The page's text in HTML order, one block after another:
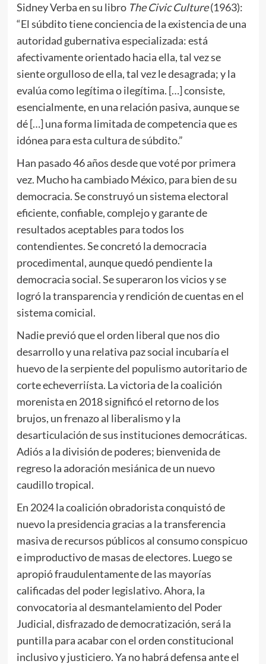
Sidney Verba en su libro The Civic Culture(1963):
“El súbdito tiene conciencia de la existencia de una
autoridad gubernativa especializada: está
afectivamente orientado hacia ella, tal vez se
siente orgulloso de ella, tal vez le desagrada; y la
evalúa como legítima o ilegítima. […] consiste,
esencialmente, en una relación pasiva, aunque se
dé […] una forma limitada de competencia que es
idónea para esta cultura de súbdito.”
Han pasado 46 años desde que voté por primera
vez. Mucho ha cambiado México, para bien de su
democracia. Se construyó un sistema electoral
eficiente, confiable, complejo y garante de
resultados aceptables para todos los
contendientes. Se concretó la democracia
procedimental, aunque quedó pendiente la
democracia social. Se superaron los vicios y se
logró la transparencia y rendición de cuentas en el
sistema comicial.
Nadie previó que el orden liberal que nos dio
desarrollo y una relativa paz social incubaría el
huevo de la serpiente del populismo autoritario de
corte echeverriísta. La victoria de la coalición
morenista en 2018 significó el retorno de los
brujos, un frenazo al liberalismo y la
desarticulación de sus instituciones democráticas.
Adiós a la división de poderes; bienvenida de
regreso la adoración mesiánica de un nuevo
caudillo tropical.
En 2024 la coalición obradorista conquistó de
nuevo la presidencia gracias a la transferencia
masiva de recursos públicos al consumo conspicuo
e improductivo de masas de electores. Luego se
apropió fraudulentamente de las mayorías
calificadas del poder legislativo. Ahora, la
convocatoria al desmantelamiento del Poder
Judicial, disfrazado de democratización, será la
puntilla para acabar con el orden constitucional
inclusivo y justiciero. Ya no habrá defensa ante el